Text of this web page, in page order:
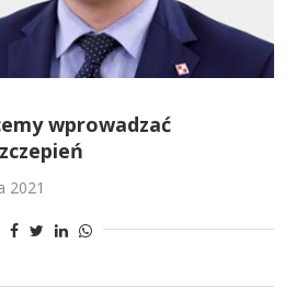
wprowadzać
2021